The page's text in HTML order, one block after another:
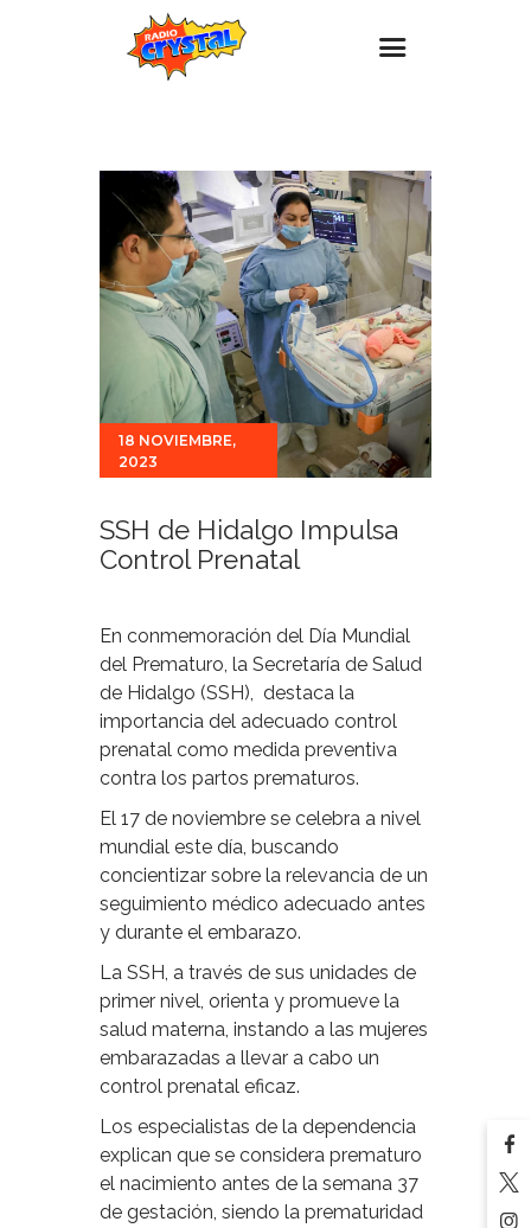
Estaciones
Eventos
Promociones
Noticias
Para ti
Contacto
18 NOVIEMBRE,
2023
SSH de Hidalgo Impulsa
Control Prenatal
En conmemoración del Día Mundial
del Prematuro, la Secretaría de Salud
de Hidalgo (SSH), destaca la
importancia del adecuado control
prenatal como medida preventiva
contra los partos prematuros.
El 17 de noviembre se celebra a nivel
mundial este día, buscando
concientizar sobre la relevancia de un
seguimiento médico adecuado antes
y durante el embarazo.
La SSH, a través de sus unidades de
primer nivel, orienta y promueve la
salud materna, instando a las mujeres
embarazadas a llevar a cabo un
control prenatal eficaz.
Los especialistas de la dependencia
explican que se considera prematuro
el nacimiento antes de la semana 37
de gestación, siendo la prematuridad